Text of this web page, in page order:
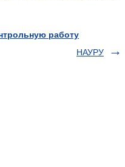
работу
НАУРУ